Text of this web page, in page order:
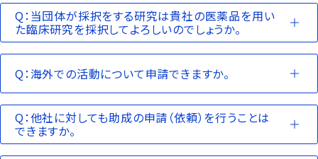
Q：当団体が採択をする研究は貴社の医薬品を用い
た臨床研究を採択してよろしいのでしょうか。
Q：海外での活動について申請できますか。
Q：他社に対しても助成の申請（依頼）を行うことは
できますか。